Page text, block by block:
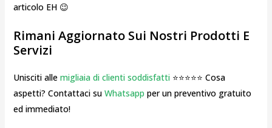
articolo EH 😉
Rimani Aggiornato Sui Nostri Prodotti E
Servizi
Unisciti alle migliaia di clienti soddisfatti⭐⭐⭐⭐⭐ Cosa
aspetti? Contattaci su Whatsapp per un preventivo gratuito
ed immediato!